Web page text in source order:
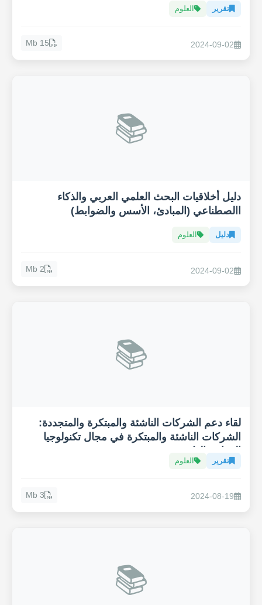
تقرير العلوم
2024-09-02
15 Mb
📚
دليل أخلاقيات البحث العلمي العربي والذكاء
االصطناعي (المبادئ، الأسس والضوابط)
دليل العلوم
2024-09-02
2 Mb
📚
لقاء دعم الشركات الناشئة والمبتكرة والمتجددة:
الشركات الناشئة والمبتكرة في مجال تكنولوجيا
تقرير العلوم
2024-08-19
3 Mb
📚